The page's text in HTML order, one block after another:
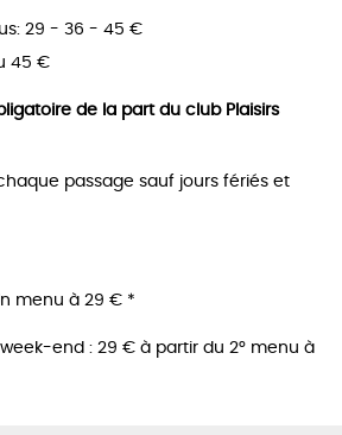
29 - 36 - 45 €
45 €
de la part du club Plaisirs
passage sauf jours fériés et
menu à 29 € *
week-end : 29 € à partir du 2° menu à